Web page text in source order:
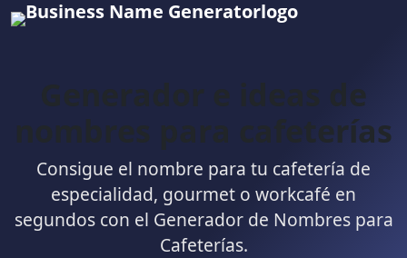
Generador e ideas de
nombres para cafeterías
Consigue el nombre para tu cafetería de
especialidad, gourmet o workcafé en
segundos con el Generador de Nombres para
Cafeterías.